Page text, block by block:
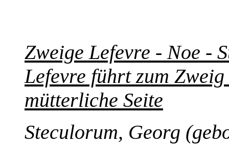
Zweige Lefevre - Noe -
Lefevre führt zum
mütterliche Seite
Steculorum, Georg